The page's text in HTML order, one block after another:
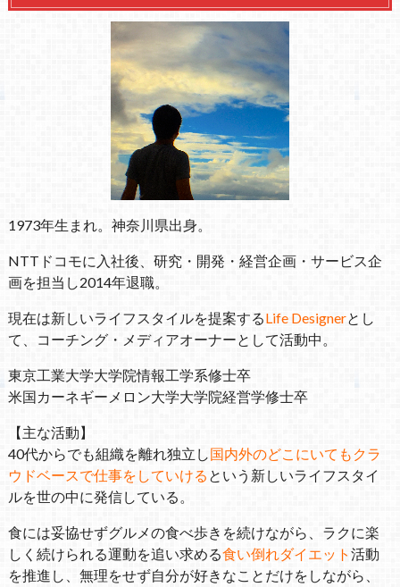
1973年生まれ。神奈川県出身。
NTTドコモに入社後、研究・開発・経営企画・サービス企
画を担当し2014年退職。
現在は新しいライフスタイルを提案するLife Designerとし
て、コーチング・メディアオーナーとして活動中。
東京工業大学大学院情報工学系修士卒
米国カーネギーメロン大学大学院経営学修士卒
【主な活動】
40代からでも組織を離れ独立し国内外のどこにいてもクラ
ウドベースで仕事をしていける という新しいライフスタイ
ルを世の中に発信している。
食には妥協せずグルメの食べ歩きを続けながら、ラクに楽
しく続けられる運動を追い求める食い倒れダイエット 活動
を推進し、無理をせず自分が好きなことだけをしながら、